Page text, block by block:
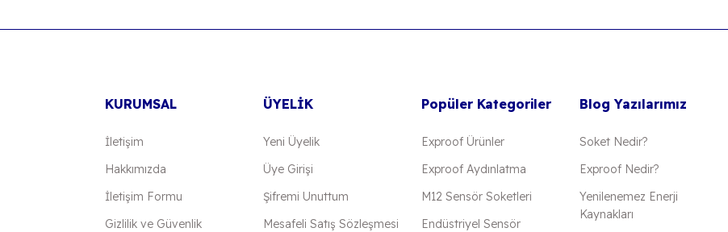
Gönder
KURUMSAL
İletişim
Hakkımızda
İletişim Formu
Gizlilik ve Güvenlik
ÜYELİK
Yeni Üyelik
Üye Girişi
Şifremi Unuttum
Mesafeli Satış Sözleşmesi
Popüler Kategoriler
Exproof Ürünler
Exproof Aydınlatma
M12 Sensör Soketleri
Endüstriyel Sensör
Blog Yazılarımız
Soket Nedir?
Exproof Nedir?
Yenilenemez Enerji
Kaynakları